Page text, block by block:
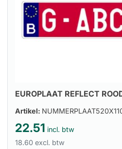
EUROPLAAT REFLECT
Artikel:
22.51 incl. btw
18.60 excl. btw